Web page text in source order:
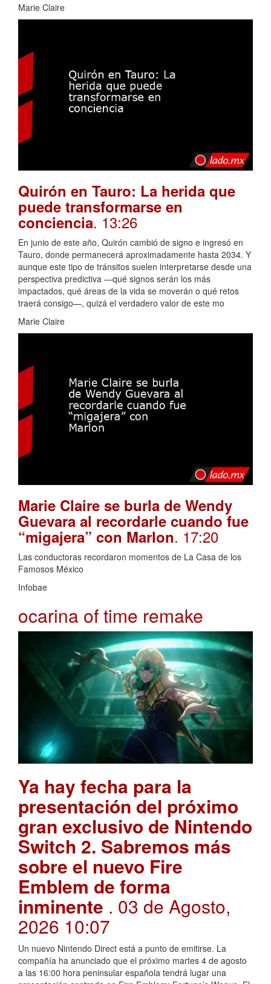
Marie Claire
Quirón en Tauro: La herida que
puede transformarse en
conciencia. 13:26
En junio de este año, Quirón cambió de signo e ingresó en
Tauro, donde permanecerá aproximadamente hasta 2034. Y
aunque este tipo de tránsitos suelen interpretarse desde una
perspectiva predictiva —qué signos serán los más
impactados, qué áreas de la vida se moverán o qué retos
traerá consigo—, quizá el verdadero valor de este mo
Marie Claire
Marie Claire se burla de Wendy
Guevara al recordarle cuando fue
“migajera” con Marlon. 17:20
Las conductoras recordaron momentos de La Casa de los
Famosos México
Infobae
ocarina of time remake
Ya hay fecha para la
presentación del próximo
gran exclusivo de Nintendo
Switch 2. Sabremos más
sobre el nuevo Fire
Emblem de forma
inminente . 03 de Agosto,
2026 10:07
Un nuevo Nintendo Direct está a punto de emitirse. La
compañía ha anunciado que el próximo martes 4 de agosto
a las 16:00 hora peninsular española tendrá lugar una